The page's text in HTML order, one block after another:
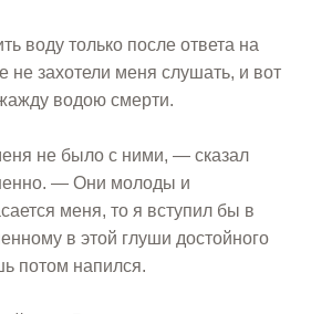
воду только после ответа на
захотели меня слушать, и вот
водою смерти.
не было с ними, — сказал
— Они молоды и
меня, то я вступил бы в
в этой глуши достойного
потом напился.